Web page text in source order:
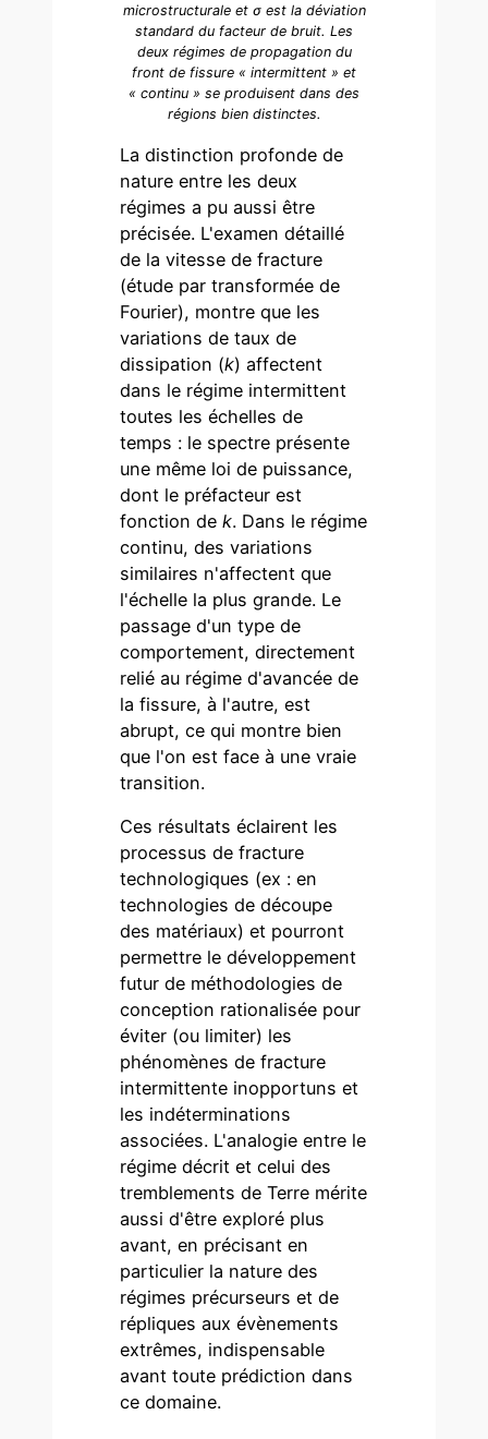
microstructurale et σ est la déviation
standard du facteur de bruit. Les
deux régimes de propagation du
front de fissure « intermittent » et
« continu » se produisent dans des
régions bien distinctes.
La distinction profonde de
nature entre les deux
régimes a pu aussi être
précisée. L'examen détaillé
de la vitesse de fracture
(étude par transformée de
Fourier), montre que les
variations de taux de
dissipation (k) affectent
dans le régime intermittent
toutes les échelles de
temps : le spectre présente
une même loi de puissance,
dont le préfacteur est
fonction dek. Dans le régime
continu, des variations
similaires n'affectent que
l'échelle la plus grande. Le
passage d'un type de
comportement, directement
relié au régime d'avancée de
la fissure, à l'autre, est
abrupt, ce qui montre bien
que l'on est face à une vraie
transition.
Ces résultats éclairent les
processus de fracture
technologiques (ex : en
technologies de découpe
des matériaux) et pourront
permettre le développement
futur de méthodologies de
conception rationalisée pour
éviter (ou limiter) les
phénomènes de fracture
intermittente inopportuns et
les indéterminations
associées. L'analogie entre le
régime décrit et celui des
tremblements de Terre mérite
aussi d'être exploré plus
avant, en précisant en
particulier la nature des
régimes précurseurs et de
répliques aux évènements
extrêmes, indispensable
avant toute prédiction dans
ce domaine.